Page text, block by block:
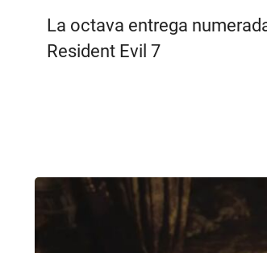
La octava entrega
Resident Evil 7